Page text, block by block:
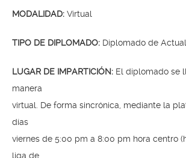
MODALIDAD: Virtual
TIPO DE DIPLOMADO: Diplomado de
LUGAR DE IMPARTICIÓN: El diplomado se
manera
virtual. De forma sincrónica, mediante la
días
viernes de 5:00 pm a 8:00 pm hora centro
liga de